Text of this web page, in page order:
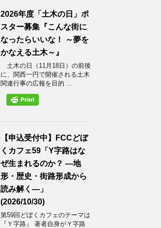
2026年度「土木の日」ポ
スター募集『こんな街に
なったらいいな！ ～夢を
かなえる土木～』
土木の日（11月18日）の前後
に、関西一円で開催される土木
関連行事の広報を目的 ...
【申込受付中】FCCどぼ
くカフェ59「Y字路はな
ぜ生まれるのか？ ―地
形・歴史・街路形成から
読み解く―」
(2026/10/30)
第59回どぼくカフェのテーマは
『Ｙ字路』 著者自身がＹ字路